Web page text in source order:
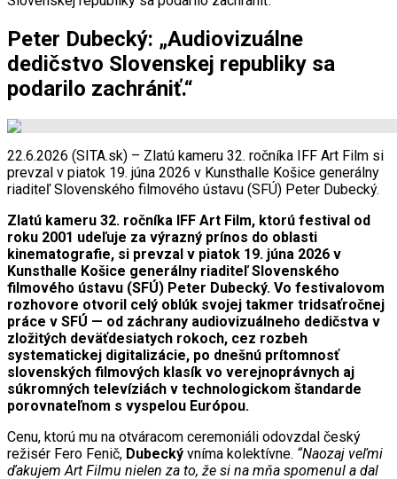
Peter Dubecký: „Audiovizuálne
dedičstvo Slovenskej republiky sa
podarilo zachrániť.“
22.6.2026 (SITA.sk) – Zlatú kameru 32. ročníka IFF Art Film si
prevzal v piatok 19. júna 2026 v Kunsthalle Košice generálny
riaditeľ Slovenského filmového ústavu (SFÚ) Peter Dubecký.
Zlatú kameru 32. ročníka IFF Art Film, ktorú festival od
roku 2001 udeľuje za výrazný prínos do oblasti
kinematografie, si prevzal v piatok 19. júna 2026 v
Kunsthalle Košice generálny riaditeľ Slovenského
filmového ústavu (SFÚ) Peter Dubecký. Vo festivalovom
rozhovore otvoril celý oblúk svojej takmer tridsaťročnej
práce v SFÚ — od záchrany audiovizuálneho dedičstva v
zložitých deväťdesiatych rokoch, cez rozbeh
systematickej digitalizácie, po dnešnú prítomnosť
slovenských filmových klasík vo verejnoprávnych aj
súkromných televíziách v technologickom štandarde
porovnateľnom s vyspelou Európou.
Cenu, ktorú mu na otváracom ceremoniáli odovzdal český
režisér Fero Fenič, Dubecký vníma kolektívne. “Naozaj veľmi
ďakujem Art Filmu nielen za to, že si na mňa spomenul a dal